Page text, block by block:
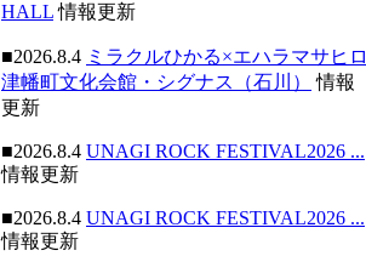
HALL情報更新
■2026.8.4 ミラクルひかる×エハラマサヒロ
津幡町文化会館・シグナス（石川）
情報
更新
■2026.8.4 UNAGI ROCK FESTIVAL2026 ...
情報更新
■2026.8.4 UNAGI ROCK FESTIVAL2026 ...
情報更新